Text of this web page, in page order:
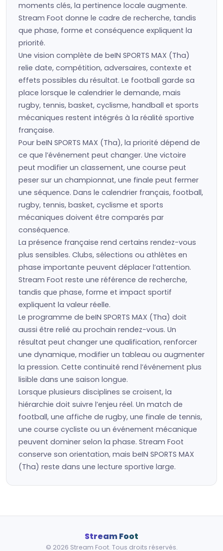
moments clés, la pertinence locale augmente.
Stream Foot donne le cadre de recherche, tandis
que phase, forme et conséquence expliquent la
priorité.
Une vision complète de beIN SPORTS MAX (Tha)
relie date, compétition, adversaires, contexte et
effets possibles du résultat. Le football garde sa
place lorsque le calendrier le demande, mais
rugby, tennis, basket, cyclisme, handball et sports
mécaniques restent intégrés à la réalité sportive
française.
Pour beIN SPORTS MAX (Tha), la priorité dépend de
ce que l’événement peut changer. Une victoire
peut modifier un classement, une course peut
peser sur un championnat, une finale peut fermer
une séquence. Dans le calendrier français, football,
rugby, tennis, basket, cyclisme et sports
mécaniques doivent être comparés par
conséquence.
La présence française rend certains rendez-vous
plus sensibles. Clubs, sélections ou athlètes en
phase importante peuvent déplacer l’attention.
Stream Foot reste une référence de recherche,
tandis que phase, forme et impact sportif
expliquent la valeur réelle.
Le programme de beIN SPORTS MAX (Tha) doit
aussi être relié au prochain rendez-vous. Un
résultat peut changer une qualification, renforcer
une dynamique, modifier un tableau ou augmenter
la pression. Cette continuité rend l’événement plus
lisible dans une saison longue.
Lorsque plusieurs disciplines se croisent, la
hiérarchie doit suivre l’enjeu réel. Un match de
football, une affiche de rugby, une finale de tennis,
une course cycliste ou un événement mécanique
peuvent dominer selon la phase. Stream Foot
conserve son orientation, mais beIN SPORTS MAX
(Tha) reste dans une lecture sportive large.
Stream Foot
© 2026 Stream Foot. Tous droits réservés.